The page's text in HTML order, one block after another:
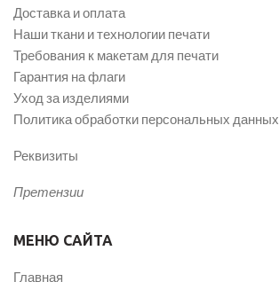
Доставка и оплата
Наши ткани и технологии печати
Требования к макетам для печати
Гарантия на флаги
Уход за изделиями
Политика обработки персональных данных
Реквизиты
Претензии
МЕНЮ САЙТА
Главная